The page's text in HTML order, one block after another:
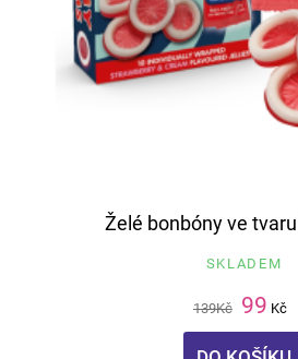
Želé bonbóny ve
SKLADEM
139Kč 99 Kč